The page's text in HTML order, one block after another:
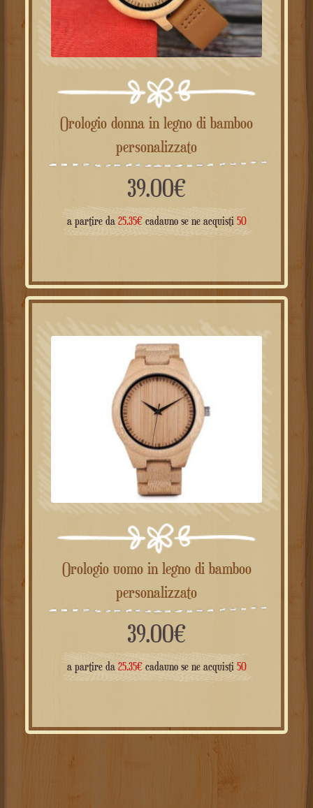
Orologio donna in legno di bamboo
personalizzato
39.00€
a partire da 25.35€cadauno se ne acquisti 50
Orologio uomo in legno di bamboo
personalizzato
39.00€
a partire da 25.35€cadauno se ne acquisti 50